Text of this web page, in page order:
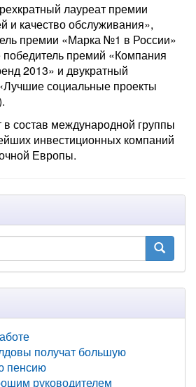
лауреат премии
и качество обслуживания»,
премии «Марка №1 в России»
победитель премий «Компания
2013» и двукратный
социальные проекты
состав международной группы
инвестиционных компаний
Европы.
получат большую
пенсию
руководителем